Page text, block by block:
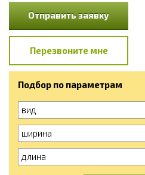
Отправить заявку
Перезвоните мне
Подбор по параметрам
вид
ширина
длина